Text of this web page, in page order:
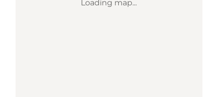
Loading map...